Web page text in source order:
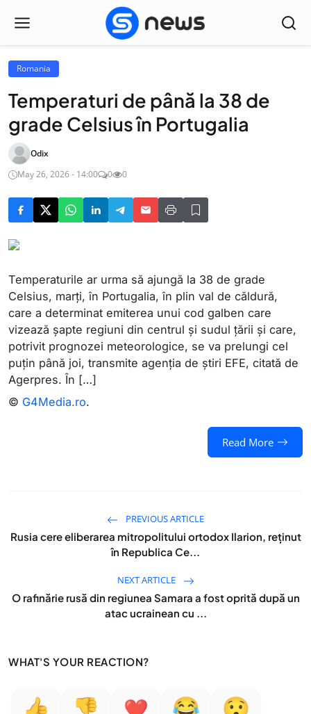
Romania
Temperaturi de până la 38 de
grade Celsius în Portugalia
Odix
May 26, 2026 - 14:00
0 0
Temperaturile ar urma să ajungă la 38 de grade
Celsius, marţi, în Portugalia, în plin val de căldură,
care a determinat emiterea unui cod galben care
vizează şapte regiuni din centrul şi sudul ţării şi care,
potrivit prognozei meteorologice, se va prelungi cel
puţin până joi, transmite agenţia de știri EFE, citată de
Agerpres. În […]
© G4Media.ro.
Read More
PREVIOUS ARTICLE
Rusia cere eliberarea mitropolitului ortodox Ilarion, reţinut
în Republica Ce...
NEXT ARTICLE
O rafinărie rusă din regiunea Samara a fost oprită după un
atac ucrainean cu ...
WHAT'S YOUR REACTION?